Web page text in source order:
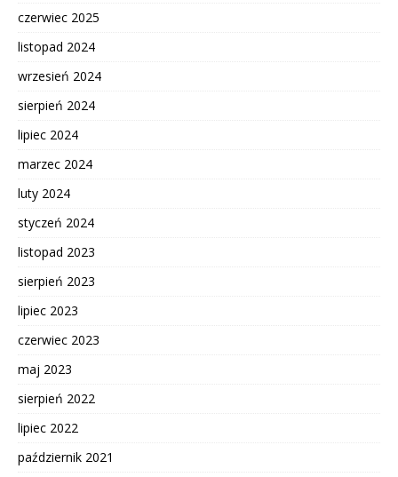
czerwiec 2025
listopad 2024
wrzesień 2024
sierpień 2024
lipiec 2024
marzec 2024
luty 2024
styczeń 2024
listopad 2023
sierpień 2023
lipiec 2023
czerwiec 2023
maj 2023
sierpień 2022
lipiec 2022
październik 2021